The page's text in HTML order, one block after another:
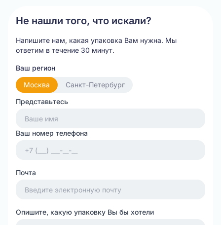
Не нашли того, что искали?
Напишите нам, какая упаковка Вам нужна. Мы
ответим в течение 30 минут.
Ваш регион
Москва
Санкт-Петербург
Представьтесь
Ваш номер телефона
Почта
Опишите, какую упаковку Вы бы хотели